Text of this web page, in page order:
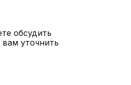
обсудить
уточнить